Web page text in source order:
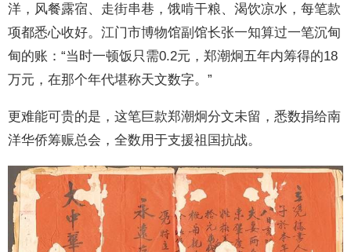
洋，风餐露宿、走街串巷，饿啃干粮、渴饮凉水，每笔款
项都悉心收好。江门市博物馆副馆长张一知算过一笔沉甸
甸的账：“当时一顿饭只需0.2元，郑潮炯五年内筹得的18
万元，在那个年代堪称天文数字。”
更难能可贵的是，这笔巨款郑潮炯分文未留，悉数捐给南
洋华侨筹赈总会，全数用于支援祖国抗战。